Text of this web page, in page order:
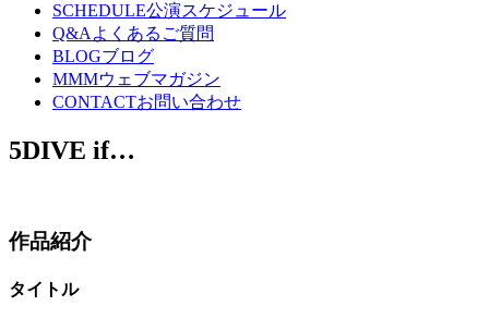
SCHEDULE公演スケジュール
Q&A よくあるご質問
BLOGブログ
MMMウェブマガジン
CONTACTお問い合わせ
5DIVE if…
作品紹介
タイトル